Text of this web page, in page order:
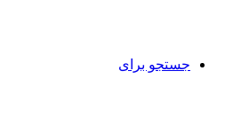
جستجو برای